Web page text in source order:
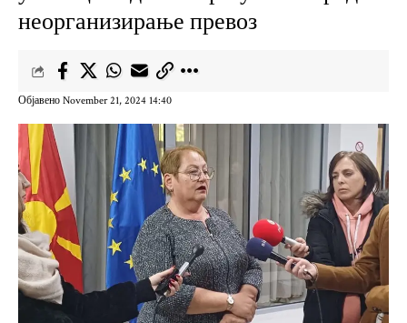
неорганизирање превоз
Објавено November 21, 2024 14:40